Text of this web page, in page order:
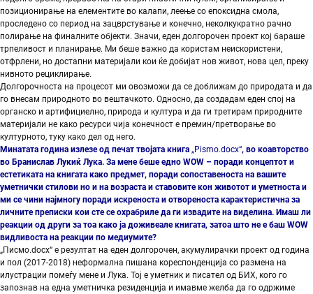
позиционирање на елементите во калапи, леење со епоксидна смола,
проследено со период на зацврстување и конечно, неколкукратно рачно
полирање на финалните објекти. Значи, еден долгорочен проект кој бараше
трпеливост и планирање. Ми беше важно да користам неискористени,
отфрлени, но достапни материјали кои ќе добијат нов живот, нова цел, преку
нивното рециклирање.
Долгорочноста на процесот ми овозможи да се доближам до природата и да
го внесам природното во вештачкото. Односно, да создадам еден спој на
органско и артифициелно, природа и култура и да ги третирам природните
материјали не како ресурси чија конечност е премин/претворање во
културното, туку како дел од него.
Минатата година излезе од печат твојата книга „Pismo.docx“, во коавторство
во Бранислав Лукиќ Лука. За мене беше едно WOW – поради концептот и
естетиката на книгата како предмет, поради сопоставеноста на вашите
уметнички стилови но и на возраста и ставовите кон животот и уметноста и
ми се чини најмногу поради искреноста и отвореноста карактеристична за
личните преписки кои сте се охрабриле да ги извадите на виделина. Имаш ли
реакции од други за тоа како ја доживеале книгата, затоа што не е баш WOW
видливоста на реакции по медиумите?
„Писмо.docx“ е резултат на еден долгорочен, акумулирачки проект од година
и пол (2017-2018) неформална пишана кореспонденција со размена на
илустрации помеѓу мене и Лука. Тој е уметник и писател од БИХ, кого го
запознав на една уметничка резиденција и имавме желба да го одржиме